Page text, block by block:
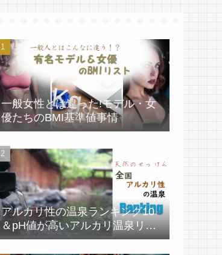
一般女性とは違った!モデル・女
優たちのBMI基準値事情
アルカリ性の温泉ランキング10
＆pH値が高いアルカリ温泉リス
ト